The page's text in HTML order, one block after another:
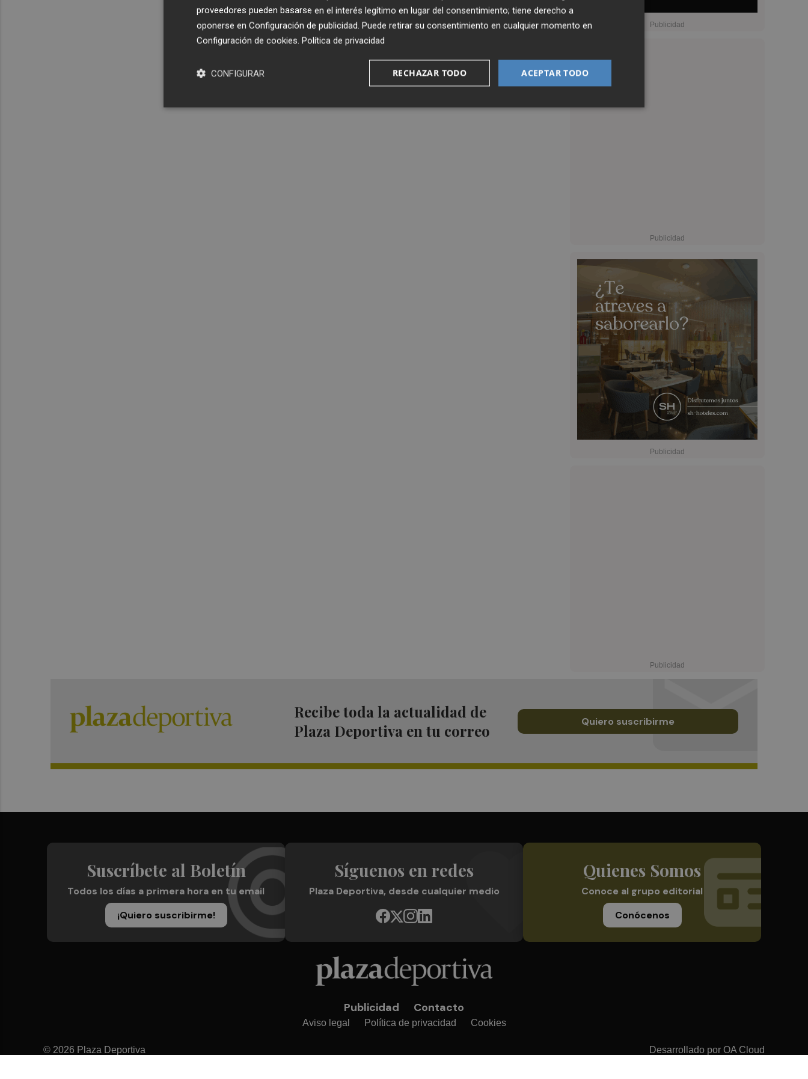
Recibe toda la actualidad de
Plaza Deportiva en tu correo
Quiero suscribirme
Suscríbete al Boletín
Todos los días a primera hora en tu email
¡Quiero suscribirme!
Síguenos en redes
Plaza Deportiva, desde cualquier medio
Quienes Somos
Conoce al grupo editorial
Conócenos
Publicidad Contacto
Aviso legal Política de privacidad Cookies
© 2026 Plaza Deportiva Desarrollado por OA Cloud
proveedores pueden basarse en el interés legítimo en lugar del consentimiento; tiene derecho a
oponerse en Configuración de publicidad. Puede retirar su consentimiento en cualquier momento en
Configuración de cookies. Política de privacidad
ACEPTAR TODO
RECHAZAR TODO
CONFIGURAR